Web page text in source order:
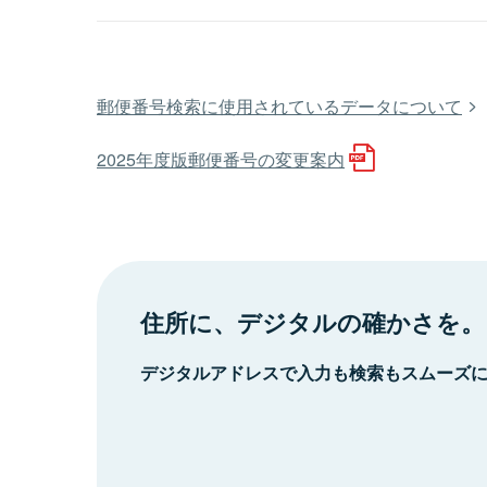
郵便番号検索に使用されているデータについて
2025年度版郵便番号の変更案内
住所に、デジタルの確かさを。
デジタルアドレスで入力も検索もスムーズ